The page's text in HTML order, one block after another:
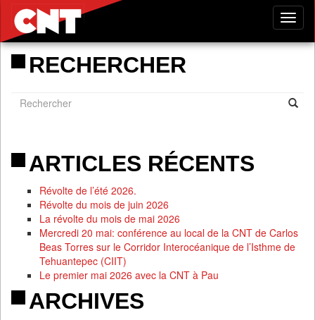
RECHERCHER
ARTICLES RÉCENTS
Révolte de l’été 2026.
Révolte du mois de juin 2026
La révolte du mois de mai 2026
Mercredi 20 mai: conférence au local de la CNT de Carlos
Beas Torres sur le Corridor Interocéanique de l’Isthme de
Tehuantepec (CIIT)
Le premier mai 2026 avec la CNT à Pau
ARCHIVES